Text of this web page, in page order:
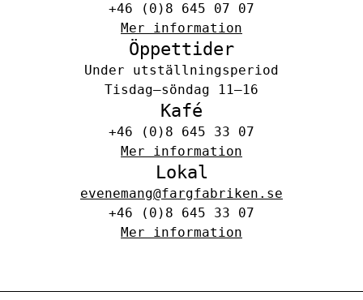
+46 (0)8 645 07 07
Mer information
Öppettider
Under utställningsperiod
Tisdag–söndag 11–16
Kafé
+46 (0)8 645 33 07
Mer information
Lokal
evenemang@fargfabriken.se
+46 (0)8 645 33 07
Mer information